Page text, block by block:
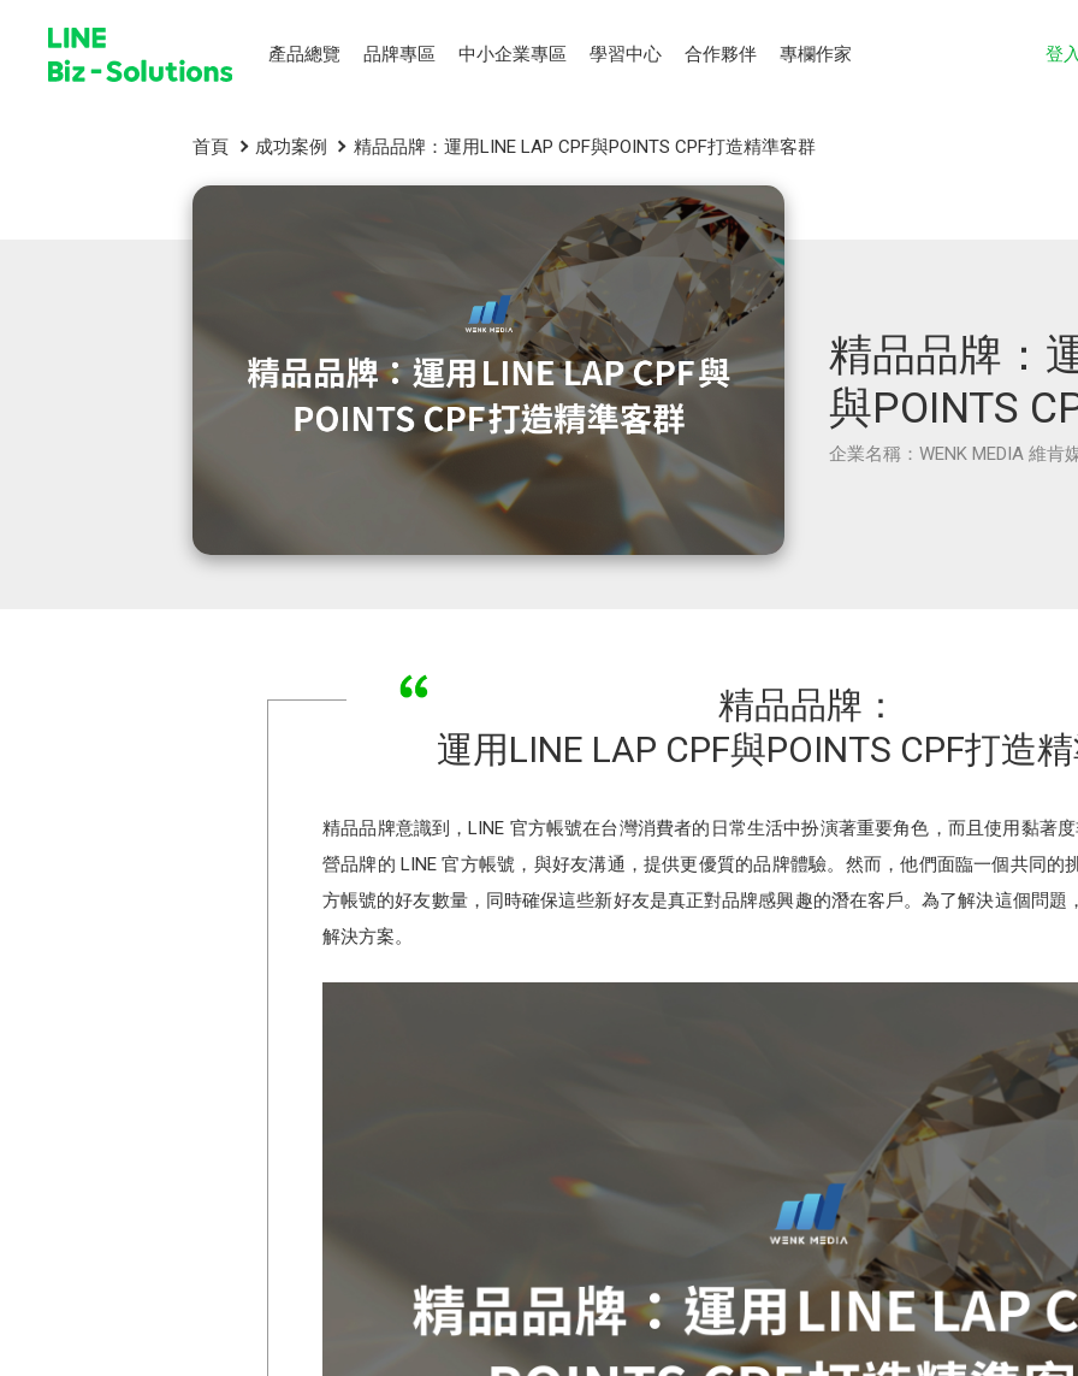
產品總覽 品牌專區 中小企業專區 學習中心 合作夥伴 專欄作家 登
首頁 成功案例 精品品牌：運用LINE LAP CPF與POINTS CPF打造精準客群
精品品牌：
與POINTS
企業名稱：WENK MEDIA 維肯
精品品牌：
運用LINE LAP CPF與POINTS CPF打造
精品品牌意識到，LINE 官方帳號在台灣消費者的日常生活中扮演著重要角色，而且使用黏著
營品牌的 LINE 官方帳號，與好友溝通，提供更優質的品牌體驗。然而，他們面臨一個共同的
方帳號的好友數量，同時確保這些新好友是真正對品牌感興趣的潛在客戶。為了解決這個問題
解決方案。